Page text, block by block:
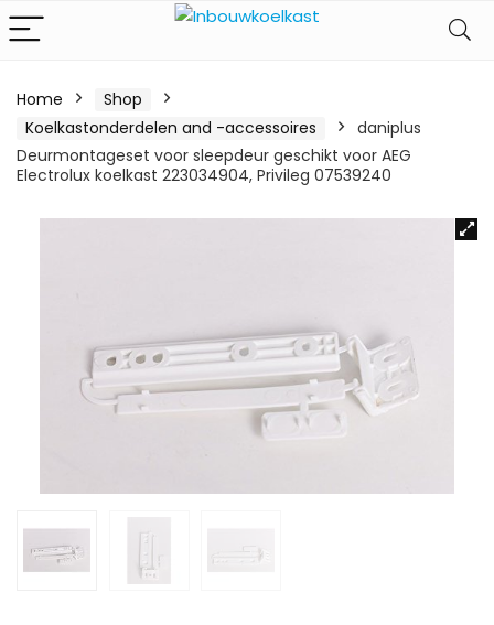
Home
Shop
Koelkastonderdelen and -accessoires
daniplus
Deurmontageset voor sleepdeur geschikt voor AEG
Electrolux koelkast 223034904, Privileg 07539240